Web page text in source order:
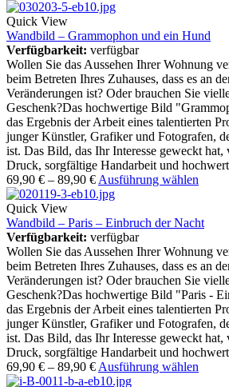
Quick View
Wandbild – Grammophon und ein Hund
Verfügbarkeit: verfügbar
Wollen Sie das Aussehen Ihrer Wohnung
beim Betreten Ihres Zuhauses, dass es an
Veränderungen ist? Oder brauchen Sie
Geschenk?Das hochwertige Bild
das Ergebnis der Arbeit eines talentierten
junger Künstler, Grafiker und Fotografen,
ist. Das Bild, das Ihr Interesse geweckt hat,
Druck, sorgfältige Handarbeit und
69,90 € – 89,90 € Ausführung wählen
Quick View
Wandbild – Paris – Einbruch der Nacht
Verfügbarkeit: verfügbar
Wollen Sie das Aussehen Ihrer Wohnung
beim Betreten Ihres Zuhauses, dass es an
Veränderungen ist? Oder brauchen Sie
Geschenk?Das hochwertige Bild "Paris -
das Ergebnis der Arbeit eines talentierten
junger Künstler, Grafiker und Fotografen,
ist. Das Bild, das Ihr Interesse geweckt hat,
Druck, sorgfältige Handarbeit und
69,90 € – 89,90 € Ausführung wählen